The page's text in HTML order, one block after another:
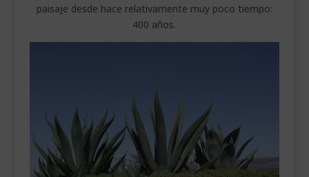
paisaje desde hace relativamente muy poco tiempo:
400 años.